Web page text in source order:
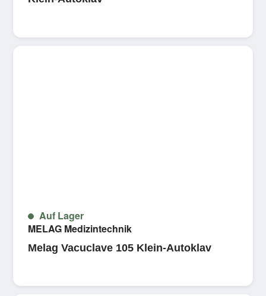
Auf Lager
MELAG Medizintechnik
Melag Vacuclave 105 Klein-Autoklav